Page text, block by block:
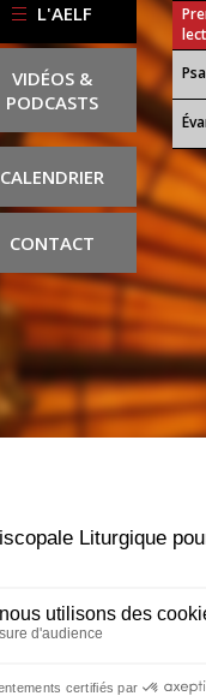
L'AELF
VIDÉOS &
PODCASTS
CALENDRIER
CONTACT